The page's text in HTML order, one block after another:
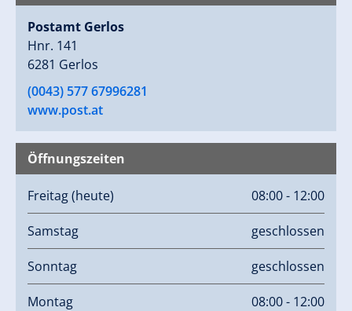
Postamt Gerlos
Hnr. 141
6281 Gerlos
(0043) 577 67996281
www.post.at
Öffnungszeiten
Freitag(heute) 08:00 - 12:00
Samstag geschlossen
Sonntag geschlossen
Montag 08:00 - 12:00